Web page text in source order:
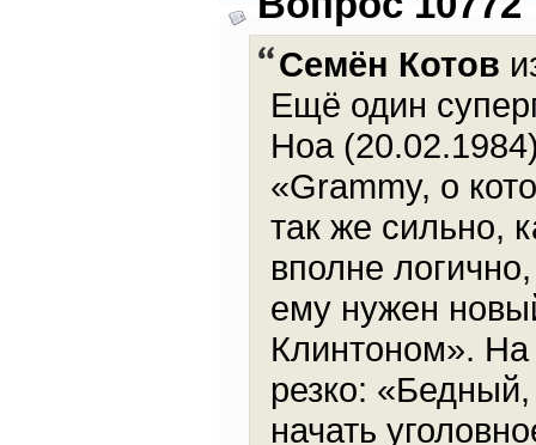
Семён Котов
Ещё один
Ноа
«Grammy, о
так же сильно,
вполне
ему нужен
Клинтоном». На
резко:
начать